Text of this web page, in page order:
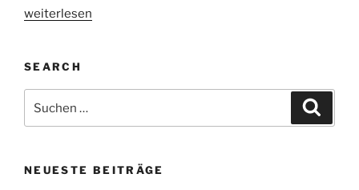
„Mount
weiterlesen
SEARCH
nach:
NEUESTE BEITRÄGE